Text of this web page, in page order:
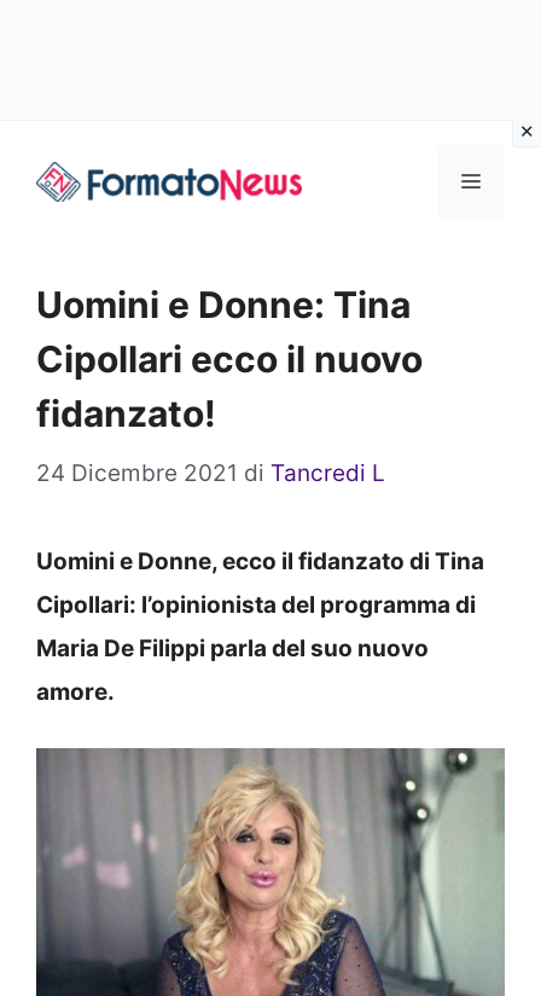
Menu
Uomini e Donne: Tina
Cipollari ecco il nuovo
fidanzato!
24 Dicembre 2021 di Tancredi L
Uomini e Donne, ecco il fidanzato di Tina
Cipollari: l’opinionista del programma di
Maria De Filippi parla del suo nuovo
amore.